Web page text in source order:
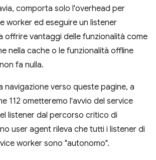
comporta solo l'overhead per
worker ed eseguire un listener
offrire vantaggi delle funzionalità come
nella cache o le funzionalità offline
fa nulla.
navigazione verso queste pagine, a
112 ometteremo l'avvio del service
listener dal percorso critico di
user agent rileva che tutti i listener di
worker sono "autonomo".